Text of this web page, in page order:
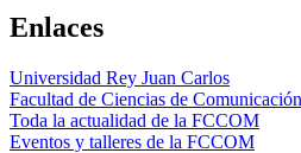
Enlaces
Universidad Rey Juan Carlos
Facultad de Ciencias de Comunicación
Toda la actualidad de la FCCOM
Eventos y talleres de la FCCOM